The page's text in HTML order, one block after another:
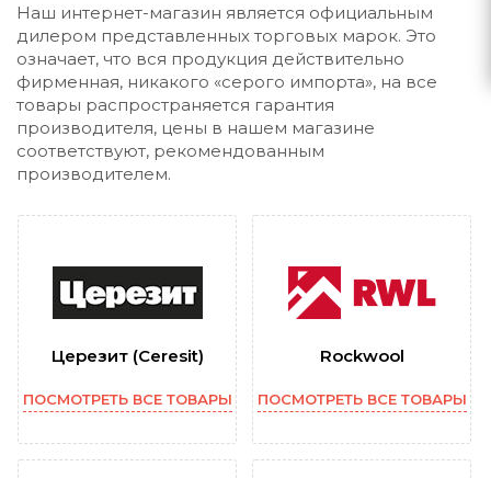
Наш интернет-магазин является официальным
дилером представленных торговых марок. Это
означает, что вся продукция действительно
фирменная, никакого «серого импорта», на все
товары распространяется гарантия
производителя, цены в нашем магазине
соответствуют, рекомендованным
производителем.
Церезит (Ceresit)
ПОСМОТРЕТЬ ВСЕ ТОВАРЫ
Rockwool
ПОСМОТРЕТЬ ВСЕ ТОВАРЫ